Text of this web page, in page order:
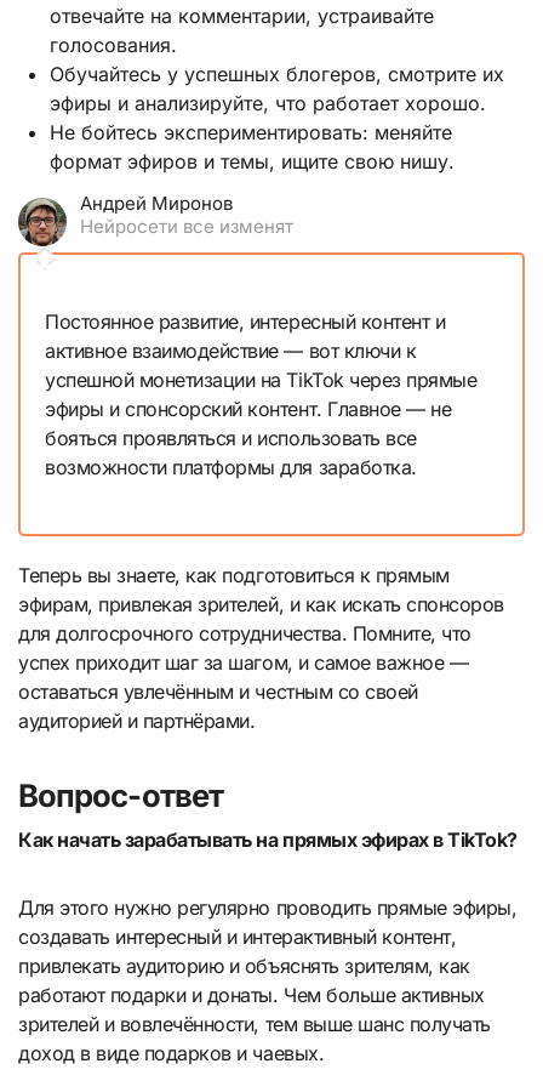
отвечайте на комментарии, устраивайте
голосования.
Обучайтесь у успешных блогеров, смотрите их
эфиры и анализируйте, что работает хорошо.
Не бойтесь экспериментировать: меняйте
формат эфиров и темы, ищите свою нишу.
Андрей Миронов
Нейросети все изменят
Постоянное развитие, интересный контент и
активное взаимодействие — вот ключи к
успешной монетизации на TikTok через прямые
эфиры и спонсорский контент. Главное — не
бояться проявляться и использовать все
возможности платформы для заработка.
Теперь вы знаете, как подготовиться к прямым
эфирам, привлекая зрителей, и как искать спонсоров
для долгосрочного сотрудничества. Помните, что
успех приходит шаг за шагом, и самое важное —
оставаться увлечённым и честным со своей
аудиторией и партнёрами.
Вопрос-ответ
Как начать зарабатывать на прямых эфирах в TikTok?
Для этого нужно регулярно проводить прямые эфиры,
создавать интересный и интерактивный контент,
привлекать аудиторию и объяснять зрителям, как
работают подарки и донаты. Чем больше активных
зрителей и вовлечённости, тем выше шанс получать
доход в виде подарков и чаевых.